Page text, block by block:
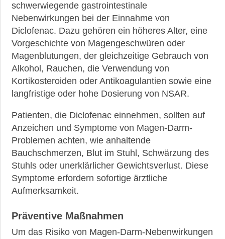
schwerwiegende gastrointestinale
Nebenwirkungen bei der Einnahme von
Diclofenac. Dazu gehören ein höheres Alter, eine
Vorgeschichte von Magengeschwüren oder
Magenblutungen, der gleichzeitige Gebrauch von
Alkohol, Rauchen, die Verwendung von
Kortikosteroiden oder Antikoagulantien sowie eine
langfristige oder hohe Dosierung von NSAR.
Patienten, die Diclofenac einnehmen, sollten auf
Anzeichen und Symptome von Magen-Darm-
Problemen achten, wie anhaltende
Bauchschmerzen, Blut im Stuhl, Schwärzung des
Stuhls oder unerklärlicher Gewichtsverlust. Diese
Symptome erfordern sofortige ärztliche
Aufmerksamkeit.
Präventive Maßnahmen
Um das Risiko von Magen-Darm-Nebenwirkungen
►
Gesundheit
►
Suche